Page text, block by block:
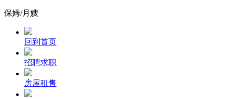
保姆/月嫂
回到首页
招聘求职
房屋租售